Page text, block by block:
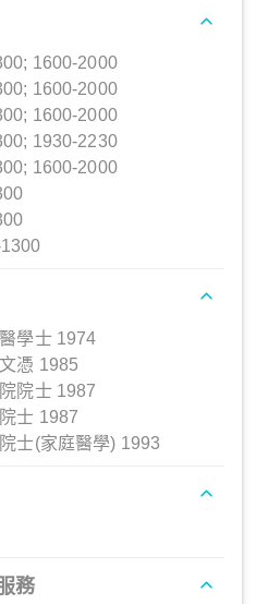
1600-2000
1600-2000
1600-2000
1930-2230
1600-2000
學士 1974
憑 1985
院士 1987
士 1987
士(家庭醫學) 1993
務